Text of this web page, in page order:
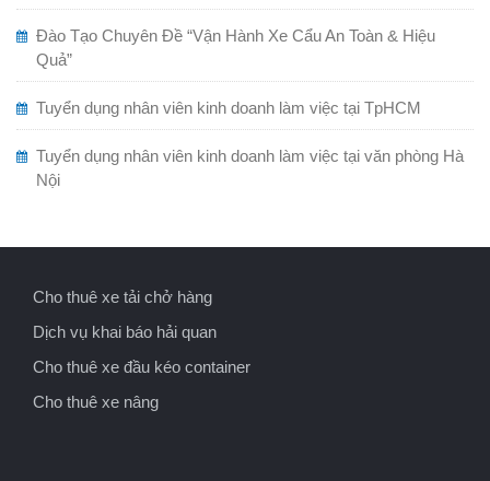
Đào Tạo Chuyên Đề “Vận Hành Xe Cẩu An Toàn & Hiệu
Quả”
Tuyển dụng nhân viên kinh doanh làm việc tại TpHCM
Tuyển dụng nhân viên kinh doanh làm việc tại văn phòng Hà
Nội
Cho thuê xe tải chở hàng
Dịch vụ khai báo hải quan
Cho thuê xe đầu kéo container
Cho thuê xe nâng